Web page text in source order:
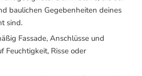
baulichen Gegebenheiten deines
sind.
Fassade, Anschlüsse und
Feuchtigkeit, Risse oder